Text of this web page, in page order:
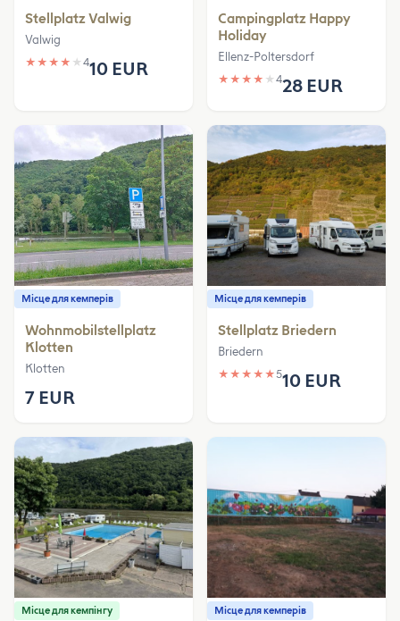
Stellplatz Valwig
Valwig
★ ★ ★ ★ ★ 410 EUR
Campingplatz Happy
Holiday
Ellenz-Poltersdorf
★ ★ ★ ★ ★ 428 EUR
Місце для кемперів
Wohnmobilstellplatz
Klotten
Klotten
7 EUR
Місце для кемперів
Stellplatz Briedern
Briedern
★ ★ ★ ★ ★510 EUR
Місце для кемпінгу Місце для кемперів